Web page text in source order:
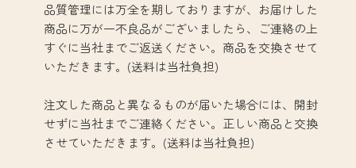
品質管理には万全を期しておりますが、お届けした
商品に万が一不良品がございましたら、ご連絡の上
すぐに当社までご返送ください。商品を交換させて
いただきます。(送料は当社負担)
注文した商品と異なるものが届いた場合には、開封
せずに当社までご連絡ください。正しい商品と交換
させていただきます。(送料は当社負担)